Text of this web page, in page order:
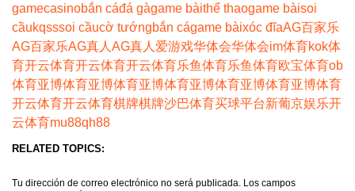
gamecasinobắn cáđá gàgame bàithể thaogame bàisoi
cầukqsssoi cầucờ tướngbắn cágame bàixóc đĩaAG百家乐
AG百家乐AG真人 AG真人 爱游戏华体会华体会im体育kok体
育开云体育开云体育开云体育乐鱼体育乐鱼体育欧宝体育ob
体育亚博体育亚博体育亚博体育亚博体育亚博体育亚博体育
开云体育开云体育棋牌棋牌沙巴体育买球平台新葡京娱乐开
云体育mu88qh88
RELATED TOPICS:
Tu dirección de correo electrónico no será publicada. Los campos